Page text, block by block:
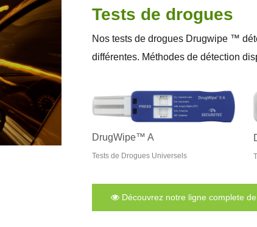
Tests de drogues
Nos tests de drogues Drugwipe ™
différentes. Méthodes de détection
DrugWipe™ A
Tests de Drogues Universels
Découvrez notre ligne complete